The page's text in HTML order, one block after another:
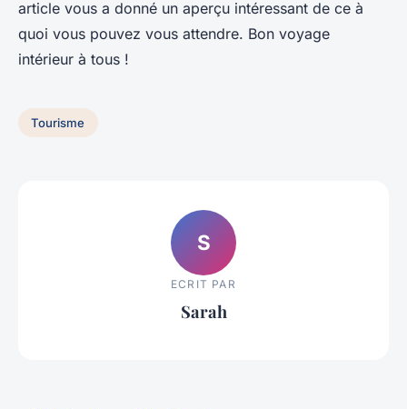
article vous a donné un aperçu intéressant de ce à
quoi vous pouvez vous attendre. Bon voyage
intérieur à tous !
Tourisme
S
ECRIT PAR
Sarah